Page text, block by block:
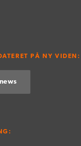
PÅ NY VIDEN: